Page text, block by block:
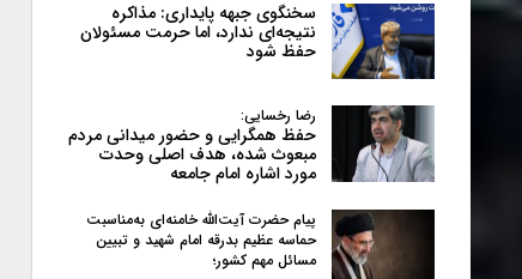
سخنگوی جبهه پایداری: مذاکره
نتیجه‌ای ندارد، اما حرمت مسئولان
حفظ شود
رضا رخسایی:
حفظ همگرایی و حضور میدانی مردم
مبعوث شده، هدف اصلی وحدت
مورد اشاره امام جامعه
پیام حضرت آیت‌الله خامنه‌ای به‌مناسبت
حماسه عظیم بدرقه امام شهید و تبیین
مسائل مهم کشور؛